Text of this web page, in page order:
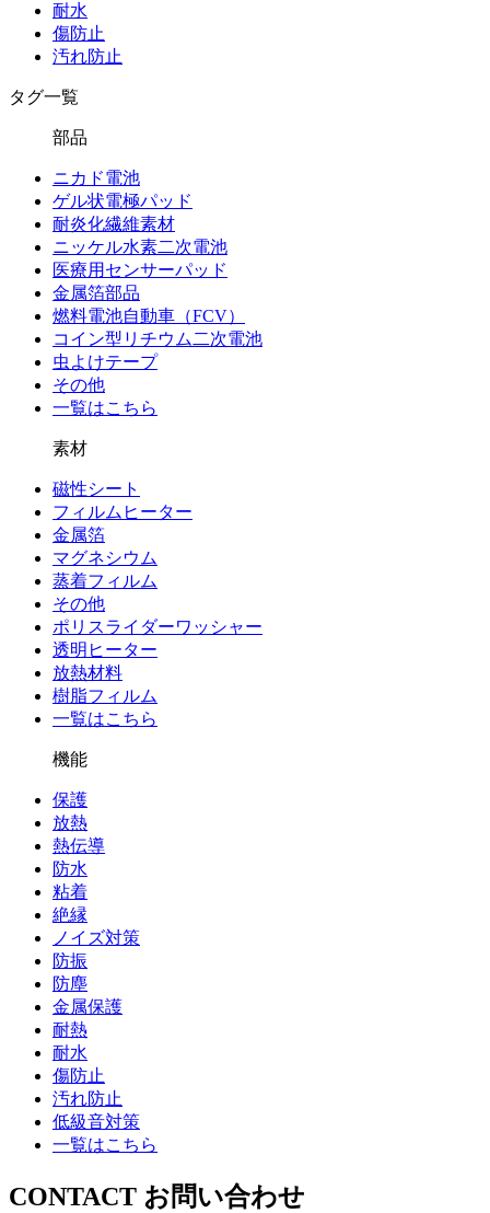
耐水
傷防止
汚れ防止
タグ一覧
部品
ニカド電池
ゲル状電極パッド
耐炎化繊維素材
ニッケル水素二次電池
医療用センサーパッド
金属箔部品
燃料電池自動車（FCV）
コイン型リチウム二次電池
虫よけテープ
その他
一覧はこちら
素材
磁性シート
フィルムヒーター
金属箔
マグネシウム
蒸着フィルム
その他
ポリスライダーワッシャー
透明ヒーター
放熱材料
樹脂フィルム
一覧はこちら
機能
保護
放熱
熱伝導
防水
粘着
絶縁
ノイズ対策
防振
防塵
金属保護
耐熱
耐水
傷防止
汚れ防止
低級音対策
一覧はこちら
CONTACT お問い合わせ